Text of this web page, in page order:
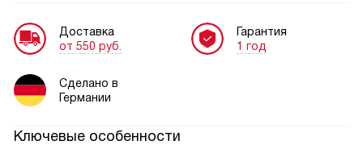
Доставка
от 550 руб.
Гарантия
1 год
Сделано в
Германии
Ключевые особенности